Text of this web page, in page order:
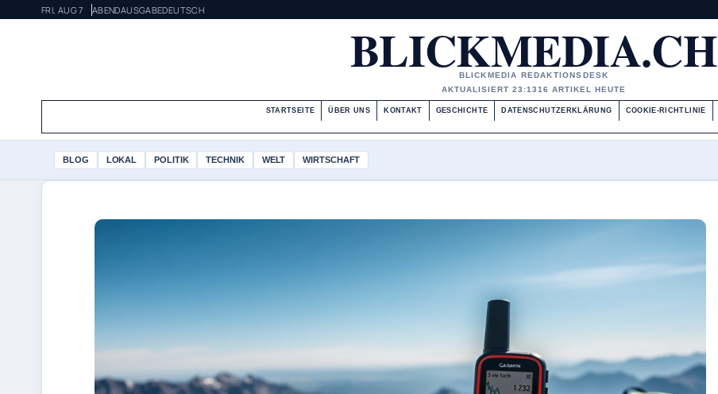
FRI, AUG 7 ABENDAUSGABEDEUTSCH
BLICKMEDIA.CH
BLICKMEDIA REDAKTIONSDESK
AKTUALISIERT 23:1316 ARTIKEL HEUTE
STARTSEITE ÜBER UNS KONTAKT GESCHICHTE DATENSCHUTZERKLÄRUNG COOKIE-RICHTLINIE
BLOG LOKAL POLITIK TECHNIK WELT WIRTSCHAFT